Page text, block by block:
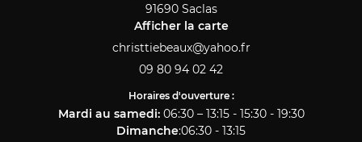
91690 Saclas
Afficher la carte
09 80 94 02 42
Horaires d'ouverture :
Mardi au samedi:06:30 – 13:15 - 15:30 - 19:30
Dimanche:06:30 - 13:15